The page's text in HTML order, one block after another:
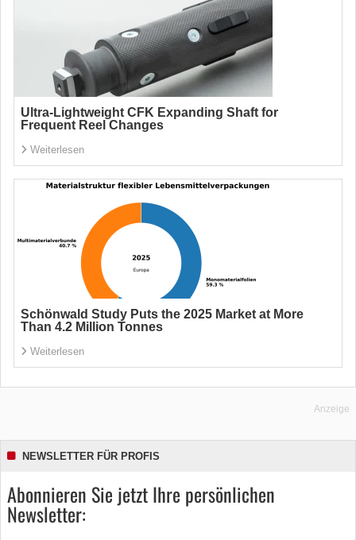
Ultra-Lightweight CFK Expanding Shaft for
Frequent Reel Changes
Weiterlesen
Schönwald Study Puts the 2025 Market at More
Than 4.2 Million Tonnes
Weiterlesen
Anzeige
NEWSLETTER FÜR PROFIS
Abonnieren Sie jetzt Ihre persönlichen
Newsletter: